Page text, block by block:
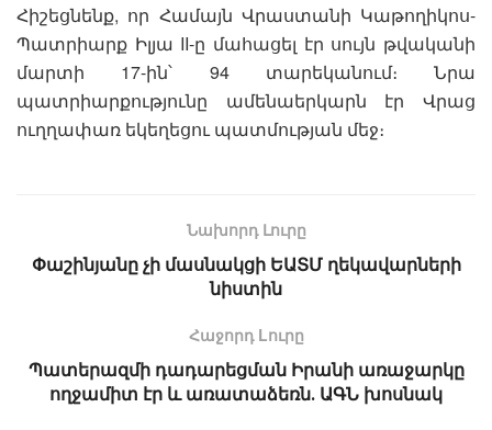
Հիշեցնենք, որ Համայն Վրաստանի Կաթողիկոս-
Պատրիարք Իլյա II-ը մահացել էր սույն թվականի
մարտի 17-ին՝ 94 տարեկանում։ Նրա
պատրիարքությունը ամենաերկարն էր Վրաց
ուղղափառ եկեղեցու պատմության մեջ։
Նախորդ Լուրը
Փաշինյանը չի մասնակցի ԵԱՏՄ ղեկավարների
նիստին
Հաջորդ Lուրը
Պատերազմի դադարեցման Իրանի առաջարկը
ողջամիտ էր և առատաձեռն․ ԱԳՆ խոսնակ